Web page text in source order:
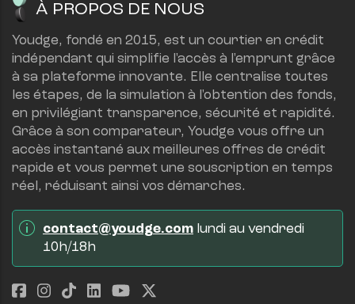
À PROPOS DE NOUS
Youdge, fondé en 2015, est un courtier en crédit
indépendant qui simplifie l'accès à l'emprunt grâce
à sa plateforme innovante. Elle centralise toutes
les étapes, de la simulation à l'obtention des fonds,
en privilégiant transparence, sécurité et rapidité.
Grâce à son comparateur, Youdge vous offre un
accès instantané aux meilleures offres de crédit
rapide et vous permet une souscription en temps
réel, réduisant ainsi vos démarches.
contact@youdge.com lundi au vendredi
10h/18h